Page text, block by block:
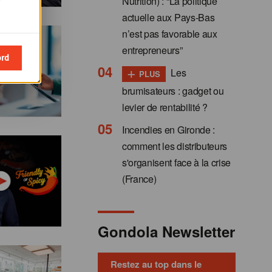
actuelle aux Pays-Bas
n’est pas favorable aux
entrepreneurs”
+ PLUS
Les
brumisateurs : gadget ou
levier de rentabilité ?
Incendies en Gironde :
comment les distributeurs
s'organisent face à la crise
(France)
Gondola Newsletter
Restez au top dans le